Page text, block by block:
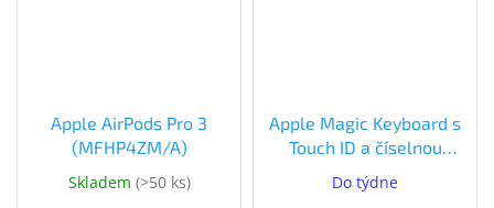
Apple AirPods Pro 3
(MFHP4ZM/A)
Skladem (>50 ks)
Apple Magic Keyboard s
Touch ID a číselnou
klávesnicí, CZ,bílé klávesy
(MXK73CZ/A)
Do týdne